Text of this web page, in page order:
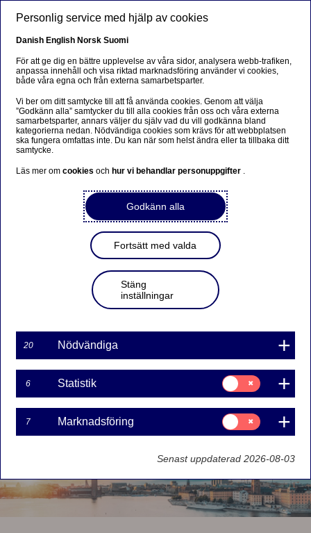
Insikter för företag
Sveriges ekonomiska
motståndskraft skapar
förutsättningar för nya affärer
Trots det fortsatt osäkra världsläget banar
Sveriges robusta ekonomiska
grundförutsättningar väg för fler företagsaffärer
under andra halvåret 2025. Räntorna väntas
förbli låga framöver, enligt Nordeas prognoser,
och bankens experter förväntar sig därmed en
Personlig service med hjälp av cookies
Danish English Norsk Suomi
För att ge dig en bättre upplevelse av våra sidor, analysera webb-trafiken,
anpassa innehåll och visa riktad marknadsföring använder vi cookies,
både våra egna och från externa samarbetsparter.
Vi ber om ditt samtycke till att få använda cookies. Genom att välja
”Godkänn alla” samtycker du till alla cookies från oss och våra externa
samarbetsparter, annars väljer du själv vad du vill godkänna bland
kategorierna nedan. Nödvändiga cookies som krävs för att webbplatsen
ska fungera omfattas inte. Du kan när som helst ändra eller ta tillbaka ditt
samtycke.
Läs mer omcookiesoch hur vi behandlar personuppgifter .
Godkänn alla
Fortsätt med valda
Stäng
inställningar
20 Nödvändiga
6 Statistik
Samtycke
för:
Statistik
7 Marknadsföring
Samtycke
för:
Marknadsföring
Senast uppdaterad 2026-08-03